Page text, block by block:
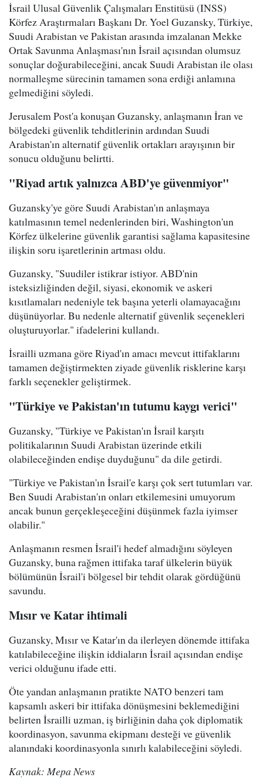
İsrail Ulusal Güvenlik Çalışmaları Enstitüsü (INSS)
Körfez Araştırmaları Başkanı Dr. Yoel Guzansky, Türkiye,
Suudi Arabistan ve Pakistan arasında imzalanan Mekke
Ortak Savunma Anlaşması'nın İsrail açısından olumsuz
sonuçlar doğurabileceğini, ancak Suudi Arabistan ile olası
normalleşme sürecinin tamamen sona erdiği anlamına
gelmediğini söyledi.
Jerusalem Post'a konuşan Guzansky, anlaşmanın İran ve
bölgedeki güvenlik tehditlerinin ardından Suudi
Arabistan'ın alternatif güvenlik ortakları arayışının bir
sonucu olduğunu belirtti.
"Riyad artık yalnızca ABD'ye güvenmiyor"
Guzansky'ye göre Suudi Arabistan'ın anlaşmaya
katılmasının temel nedenlerinden biri, Washington'un
Körfez ülkelerine güvenlik garantisi sağlama kapasitesine
ilişkin soru işaretlerinin artması oldu.
Guzansky, "Suudiler istikrar istiyor. ABD'nin
isteksizliğinden değil, siyasi, ekonomik ve askeri
kısıtlamaları nedeniyle tek başına yeterli olamayacağını
düşünüyorlar. Bu nedenle alternatif güvenlik seçenekleri
oluşturuyorlar." ifadelerini kullandı.
İsrailli uzmana göre Riyad'ın amacı mevcut ittifaklarını
tamamen değiştirmekten ziyade güvenlik risklerine karşı
farklı seçenekler geliştirmek.
"Türkiye ve Pakistan'ın tutumu kaygı verici"
Guzansky, "Türkiye ve Pakistan'ın İsrail karşıtı
politikalarının Suudi Arabistan üzerinde etkili
olabileceğinden endişe duyduğunu" da dile getirdi.
"Türkiye ve Pakistan'ın İsrail'e karşı çok sert tutumları var.
Ben Suudi Arabistan'ın onları etkilemesini umuyorum
ancak bunun gerçekleşeceğini düşünmek fazla iyimser
olabilir."
Anlaşmanın resmen İsrail'i hedef almadığını söyleyen
Guzansky, buna rağmen ittifaka taraf ülkelerin büyük
bölümünün İsrail'i bölgesel bir tehdit olarak gördüğünü
savundu.
Mısır ve Katar ihtimali
Guzansky, Mısır ve Katar'ın da ilerleyen dönemde ittifaka
katılabileceğine ilişkin iddiaların İsrail açısından endişe
verici olduğunu ifade etti.
Öte yandan anlaşmanın pratikte NATO benzeri tam
kapsamlı askeri bir ittifaka dönüşmesini beklemediğini
belirten İsrailli uzman, iş birliğinin daha çok diplomatik
koordinasyon, savunma ekipmanı desteği ve güvenlik
alanındaki koordinasyonla sınırlı kalabileceğini söyledi.
Kaynak: Mepa News